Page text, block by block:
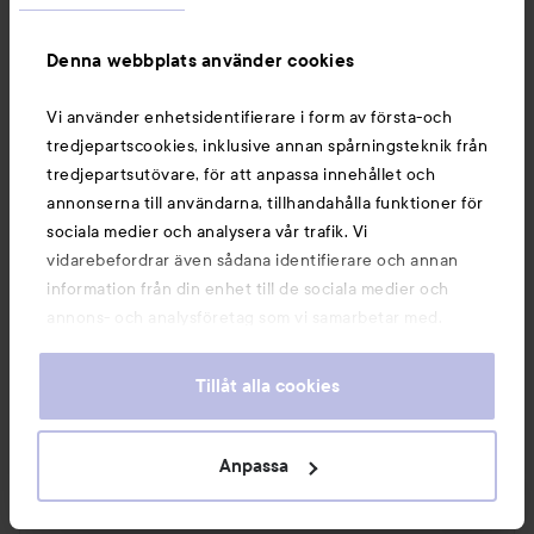
Denna webbplats använder cookies
Vi använder enhetsidentifierare i form av första-och
tredjepartscookies, inklusive annan spårningsteknik från
tredjepartsutövare, för att anpassa innehållet och
annonserna till användarna, tillhandahålla funktioner för
sociala medier och analysera vår trafik. Vi
vidarebefordrar även sådana identifierare och annan
information från din enhet till de sociala medier och
annons- och analysföretag som vi samarbetar med.
information som du har tillhandahållit eller som de har
våra cookies vid fortsatt användande av vår webbplats.
För information om hur du kan ändra inställningarna för
Tillåt alla cookies
Anpassa
2 gillar Kommentera
6738 visningar
Logga in för att lämna en kommentar
Verifierad köpare
vagabond